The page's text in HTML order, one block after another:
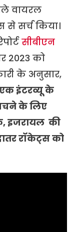
वायरल
सर्च किया।
सीबीएन
2023 को
के अनुसार,
इंटरव्यूके
केलिए
,इजरायल की
रॉकेट्सको